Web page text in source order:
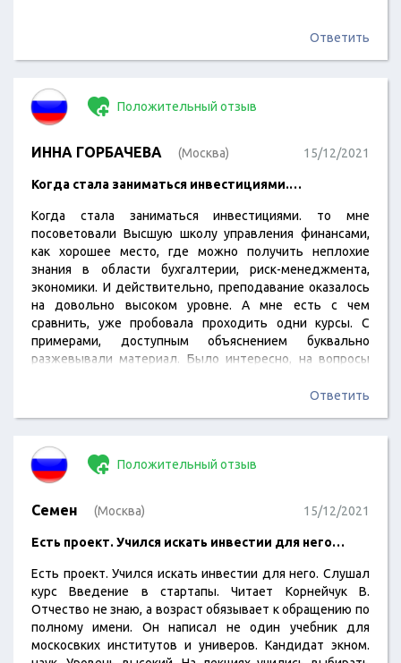
Ответить
Положительный отзыв
ИННА ГОРБАЧЕВА (Москва) 15/12/2021
Когда стала заниматься инвестициями.…
Когда стала заниматься инвестициями. то мне
посоветовали Высшую школу управления финансами,
как хорошее место, где можно получить неплохие
знания в области бухгалтерии, риск-менеджмента,
экономики. И действительно, преподавание оказалось
на довольно высоком уровне. А мне есть с чем
сравнить, уже пробовала проходить одни курсы. С
примерами, доступным объяснением буквально
разжевывали материал. Было интересно, на вопросы
зависит от меня, как я распоряжусь своими знаниями,
Ответить
Положительный отзыв
Семен (Москва) 15/12/2021
Есть проект. Учился искать инвестии для него…
Есть проект. Учился искать инвестии для него. Слушал
курс Введение в стартапы. Читает Корнейчук В.
Отчество не знаю, а возраст обязывает к обращению по
полному имени. Он написал не один учебник для
москосвких институтов и универов. Кандидат экном.